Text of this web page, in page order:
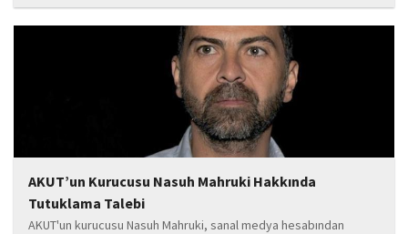
de önem veren Babat'ın, eğitim alanında bir lise ile iki okulun
yapımına katkı sunduğu, ayrıca Şırnak'ın çeşitli noktalarında
tamamlanan ve yapımı devam eden...
AKUT’un Kurucusu Nasuh Mahruki Hakkında
Tutuklama Talebi
AKUT'un kurucusu Nasuh Mahruki, sanal medya hesabından